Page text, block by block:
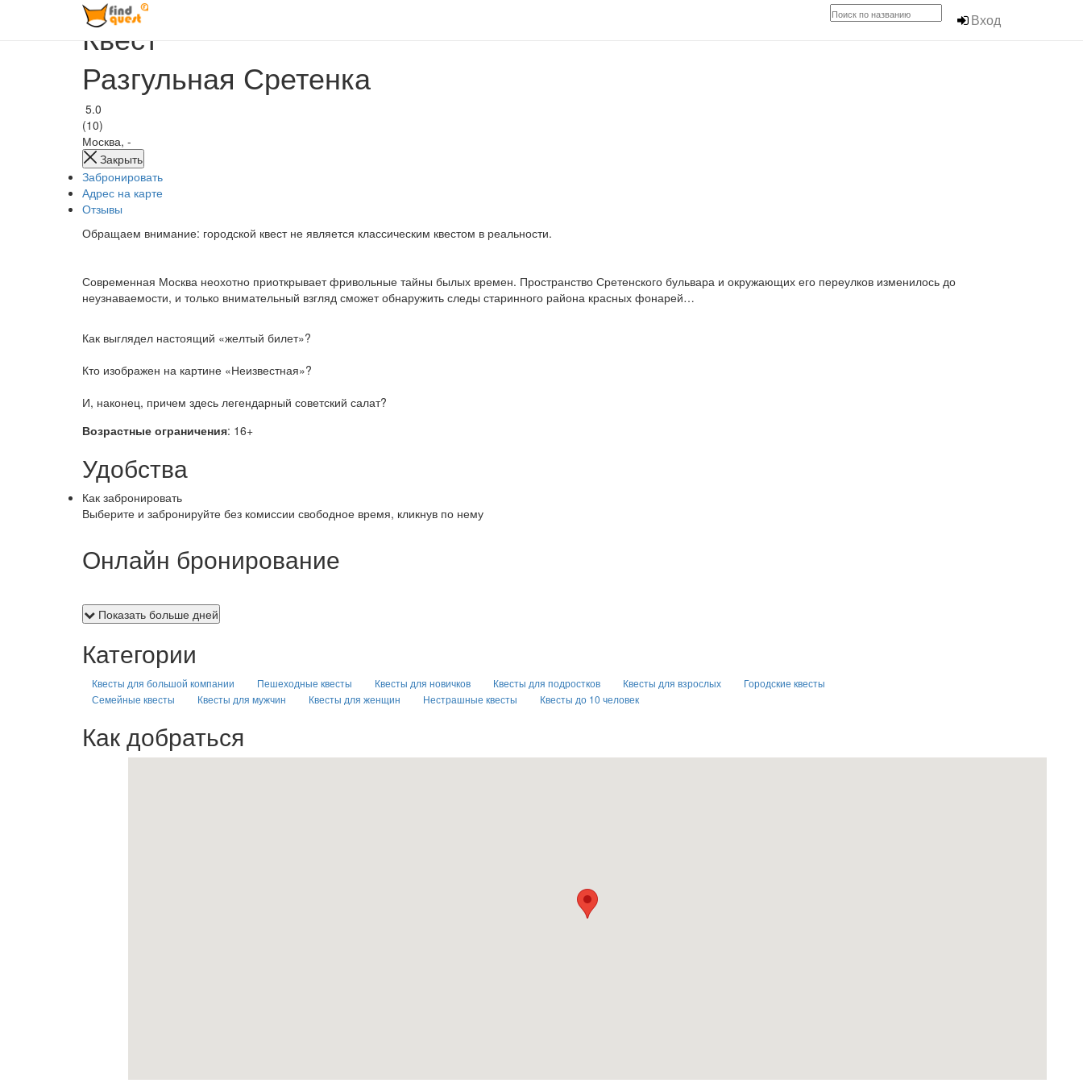
Вход
Квест
Разгульная Сретенка
5.0
(10)
Москва, -
Закрыть
Забронировать
Адрес на карте
Отзывы
Обращаем внимание: городской квест не является классическим квестом в реальности.
Современная Москва неохотно приоткрывает фривольные тайны былых времен. Пространство Сретенского бульвара и окружающих его переулков изменилось до
неузнаваемости, и только внимательный взгляд сможет обнаружить следы старинного района красных фонарей…
Как выглядел настоящий «желтый билет»?
Кто изображен на картине «Неизвестная»?
И, наконец, причем здесь легендарный советский салат?
Возрастные ограничения: 16+
Удобства
Как забронировать
Выберите и забронируйте без комиссии свободное время, кликнув по нему
Онлайн бронирование
Показать больше дней
Категории
Квесты для большой компании Пешеходные квесты Квесты для новичков Квесты для подростков Квесты для взрослых
Городские квесты
Семейные квесты
Квесты для мужчин Квесты для женщин Нестрашные квесты Квесты до 10 человек
Как добраться